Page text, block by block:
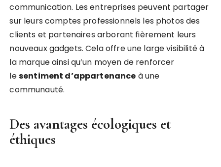
communication. Les entreprises peuvent partager
sur leurs comptes professionnels les photos des
clients et partenaires arborant fièrement leurs
nouveaux gadgets. Cela offre une large visibilité à
la marque ainsi qu’un moyen de renforcer
lesentiment d’appartenance à une
communauté.
Des avantages écologiques et
éthiques